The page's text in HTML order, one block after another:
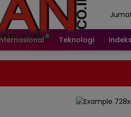
Teknologi